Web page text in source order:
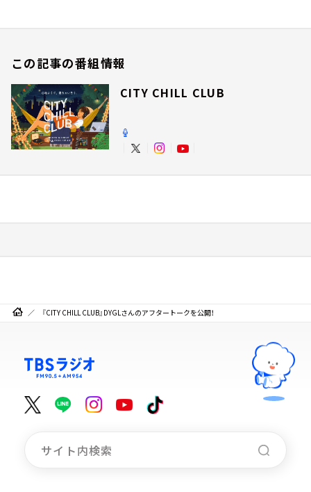
この記事の番組情報
CITY CHILL CLUB
『CITY CHILL CLUB』DYGLさんのアフタートークを公開！